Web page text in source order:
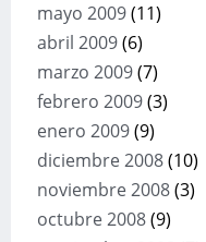
mayo 2009(11)
abril 2009(6)
marzo 2009(7)
febrero 2009(3)
enero 2009(9)
diciembre 2008(10)
noviembre 2008(3)
octubre 2008(9)